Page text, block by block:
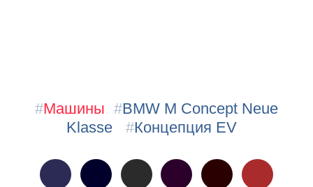
#Машины #BMW M Concept Neue
Klasse
#Концепция EV